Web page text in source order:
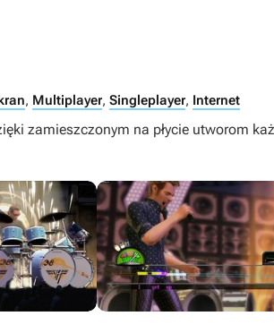
, Multiplayer, Singleplayer, Internet
zamieszczonym na płycie utworom